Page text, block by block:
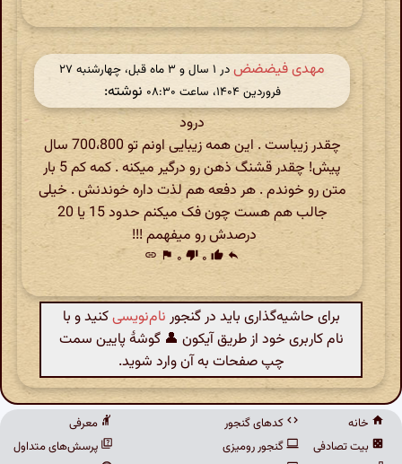
مهدی فیضضض
در ‫۱ سال و ۳ ماه قبل، چهارشنبه ۲۷
فروردین ۱۴۰۴، ساعت ۰۸:۳۰
نوشته:
درود
چقدر زیباست . این همه زیبایی اونم تو 700،800 سال
پیش! چقدر قشنگ ذهن رو درگیر میکنه . کمه کم 5 بار
متن رو خوندم . هر دفعه هم لذت داره خوندنش . خیلی
جالب هم هست چون فک میکنم حدود 15 یا 20
درصدش رو میفهمم !!!
reply
thumb_up ۰ thumb_down ۰ flag
link
برای حاشیه‌گذاری باید در گنجور نام‌نویسیکنید و با
نام کاربری خود از طریق آیکون 👤 گوشهٔ پایین سمت
چپ صفحات به آن وارد شوید.
خانه
بیت تصادفی
کدهای گنجور
گنجور رومیزی
معرفی
پرسش‌های متداول